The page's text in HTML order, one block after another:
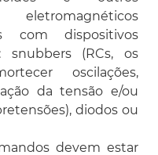
eletromagnéticos
com dispositivos
snubbers (RCs, os
oscilações,
da tensão e/ou
diodos ou
devem estar